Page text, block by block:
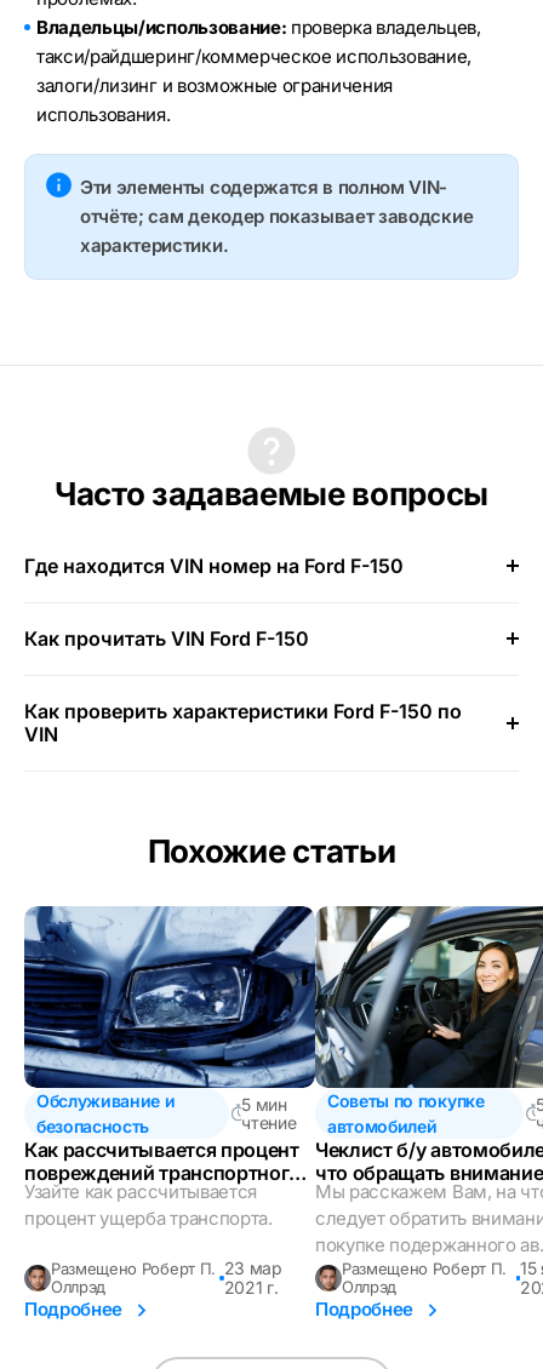
Владельцы/использование: проверка владельцев,
такси/райдшеринг/коммерческое использование,
залоги/лизинг и возможные ограничения
использования.
Эти элементы содержатся в полном VIN-
отчёте; сам декодер показывает заводские
характеристики.
Часто задаваемые вопросы
Где находится VIN номер на Ford F-150
Как прочитать VIN Ford F-150
Как проверить характеристики Ford F-150 по
VIN
Похожие статьи
Обслуживание и
безопасность
5 мин
чтение
Как рассчитывается процент
повреждений транспортного
средства?
Узайте как рассчитывается
процент ущерба транспорта.
Размещено Роберт П.
Оллрэд
23 мар
2021 г.
Подробнее
Советы по покупке
автомобилей
Чеклист б/у
что обращать внимание
Мы расскажем Вам, на
следует обратить
покупке подержанного
Размещено Роберт П.
Оллрэд
15
Подробнее